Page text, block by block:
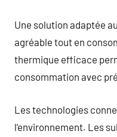
Une solution adaptée
agréable tout en
thermique efficace
consommation avec
Les technologies
l’environnement. Les